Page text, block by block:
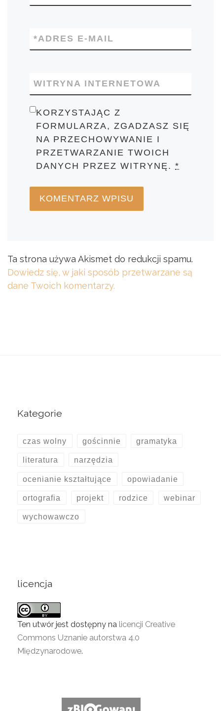
ADRES E-MAIL
*
WITRYNA INTERNETOWA
KORZYSTAJĄC Z
FORMULARZA, ZGADZASZ SIĘ
NA PRZECHOWYWANIE I
PRZETWARZANIE TWOICH
DANYCH PRZEZ WITRYNĘ.*
Ta strona używa Akismet do redukcji spamu.
Dowiedz się, w jaki sposób przetwarzane są
dane Twoich komentarzy.
Kategorie
czas wolny gościnnie gramatyka
literatura narzędzia
ocenianie kształtujące opowiadanie
ortografia projekt rodzice webinar
wychowawczo
licencja
Ten utwór jest dostępny na licencji Creative
Commons Uznanie autorstwa 4.0
Międzynarodowe.